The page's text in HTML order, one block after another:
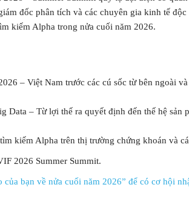
đốc phân tích và các chuyên gia kinh tế
kiếm Alpha trong nửa cuối năm 2026.
– Việt Nam trước các cú sốc từ bên ngoài
Data – Từ lợi thế ra quyết định đến thế hệ sản
kiếm Alpha trên thị trường chứng khoán và
2026 Summer Summit.
của bạn về nửa cuối năm 2026” để có cơ hội